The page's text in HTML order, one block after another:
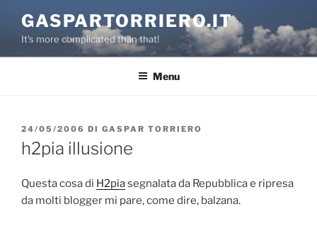
contenuto
GASPARTORRIERO.IT
It's more complicated than that!
Menu
PUBBLICATO
IL
24/05/2006 DI GASPAR TORRIERO
h2pia illusione
Questa cosa di H2piasegnalata da Repubblica e ripresa
da molti blogger mi pare, come dire, balzana.